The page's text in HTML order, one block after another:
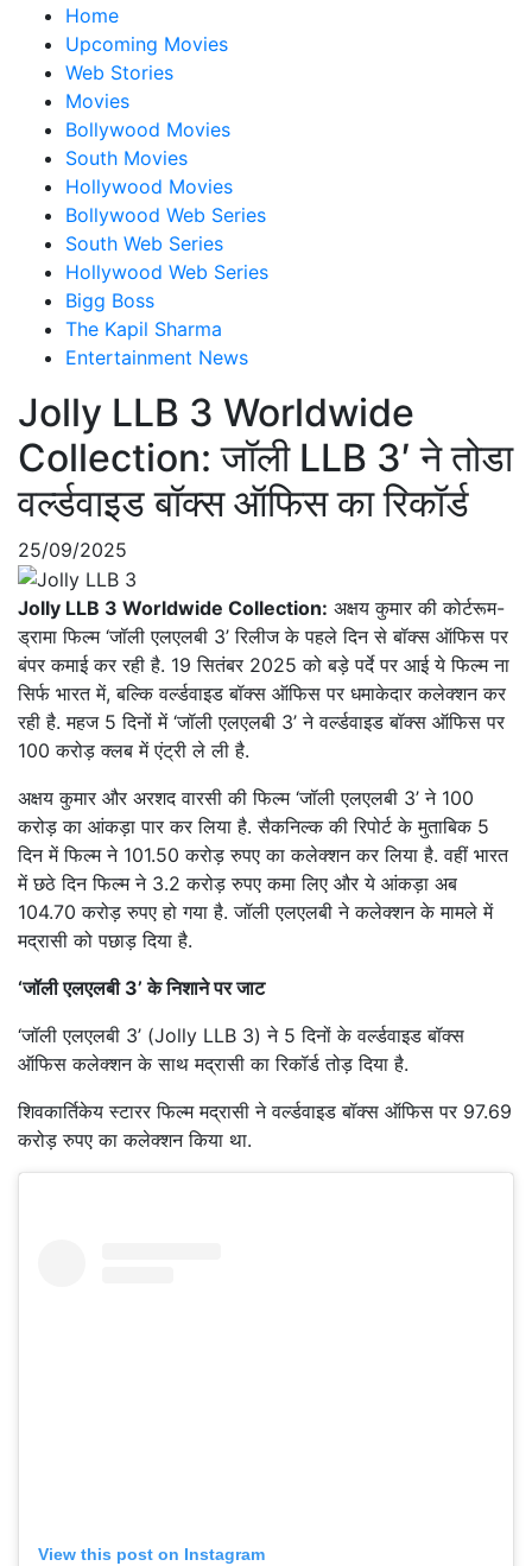
Home
Upcoming Movies
Web Stories
Movies
Bollywood Movies
South Movies
Hollywood Movies
Bollywood Web Series
South Web Series
Hollywood Web Series
Bigg Boss
The Kapil Sharma
Entertainment News
Jolly LLB 3 Worldwide
Collection: जॉली LLB 3′ ने तोडा
वर्ल्डवाइड बॉक्स ऑफिस का रिकॉर्ड
25/09/2025
Jolly LLB 3 Worldwide Collection: अक्षय कुमार की कोर्टरूम-
ड्रामा फिल्म ‘जॉली एलएलबी 3’ रिलीज के पहले दिन से बॉक्स ऑफिस पर
बंपर कमाई कर रही है. 19 सितंबर 2025 को बड़े पर्दे पर आई ये फिल्म ना
सिर्फ भारत में, बल्कि वर्ल्डवाइड बॉक्स ऑफिस पर धमाकेदार कलेक्शन कर
रही है. महज 5 दिनों में ‘जॉली एलएलबी 3’ ने वर्ल्डवाइड बॉक्स ऑफिस पर
100 करोड़ क्लब में एंट्री ले ली है.
अक्षय कुमार और अरशद वारसी की फिल्म ‘जॉली एलएलबी 3’ ने 100
करोड़ का आंकड़ा पार कर लिया है. सैकनिल्क की रिपोर्ट के मुताबिक 5
दिन में फिल्म ने 101.50 करोड़ रुपए का कलेक्शन कर लिया है. वहीं भारत
में छठे दिन फिल्म ने 3.2 करोड़ रुपए कमा लिए और ये आंकड़ा अब
104.70 करोड़ रुपए हो गया है. जॉली एलएलबी ने कलेक्शन के मामले में
मद्रासी को पछाड़ दिया है.
‘जॉली एलएलबी 3’ के निशाने पर जाट
‘जॉली एलएलबी 3’ (Jolly LLB 3) ने 5 दिनों के वर्ल्डवाइड बॉक्स
ऑफिस कलेक्शन के साथ मद्रासी का रिकॉर्ड तोड़ दिया है.
शिवकार्तिकेय स्टारर फिल्म मद्रासी ने वर्ल्डवाइड बॉक्स ऑफिस पर 97.69
करोड़ रुपए का कलेक्शन किया था.
View this post on Instagram